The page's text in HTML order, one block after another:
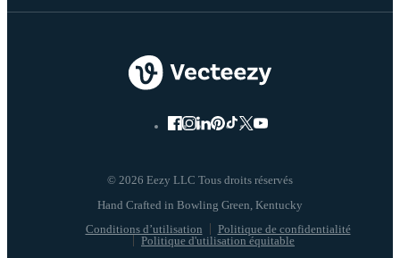
© 2026 Eezy LLC Tous droits réservés
Conditions d’utilisation
Politique de confidentialité
Politique d'utilisation équitable